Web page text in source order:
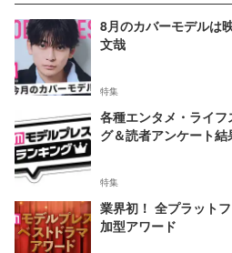
8月のカバーモデルは
文哉
特集
各種エンタメ・ライ
グ＆読者アンケート結
特集
業界初！ 全プラット
加型アワード